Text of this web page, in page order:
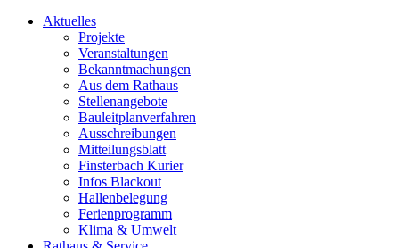
Aktuelles
Projekte
Veranstaltungen
Bekanntmachungen
Aus dem Rathaus
Stellenangebote
Bauleitplanverfahren
Ausschreibungen
Mitteilungsblatt
Finsterbach Kurier
Infos Blackout
Hallenbelegung
Ferienprogramm
Klima & Umwelt